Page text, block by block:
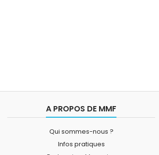
A PROPOS DE MMF
Qui sommes-nous ?
Infos pratiques